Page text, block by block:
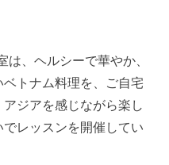
、ヘルシーで華やか、
トナム料理を、ご自宅
ジアを感じながら楽し
レッスンを開催してい